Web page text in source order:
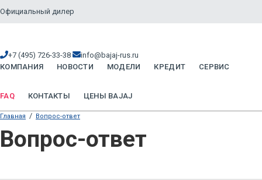
Официальный дилер
+7 (495) 726-33-38
info@bajaj-rus.ru
КОМПАНИЯ
НОВОСТИ МОДЕЛИ КРЕДИТ СЕРВИС
FAQ КОНТАКТЫ ЦЕНЫ BAJAJ
Главная / Вопрос-ответ
Вопрос-ответ